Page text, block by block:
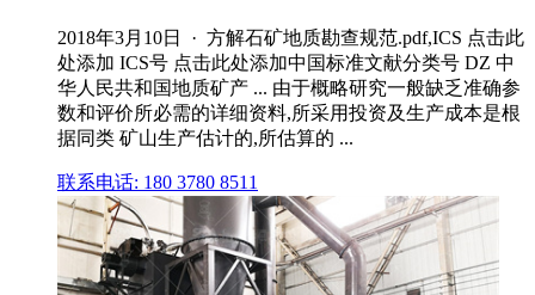
2018年3月10日 · 方解石矿地质勘查规范.pdf,ICS 点击此
处添加 ICS号 点击此处添加中国标准文献分类号 DZ 中
华人民共和国地质矿产 ... 由于概略研究一般缺乏准确参
数和评价所必需的详细资料,所采用投资及生产成本是根
据同类 矿山生产估计的,所估算的 ...
联系电话: 180 3780 8511